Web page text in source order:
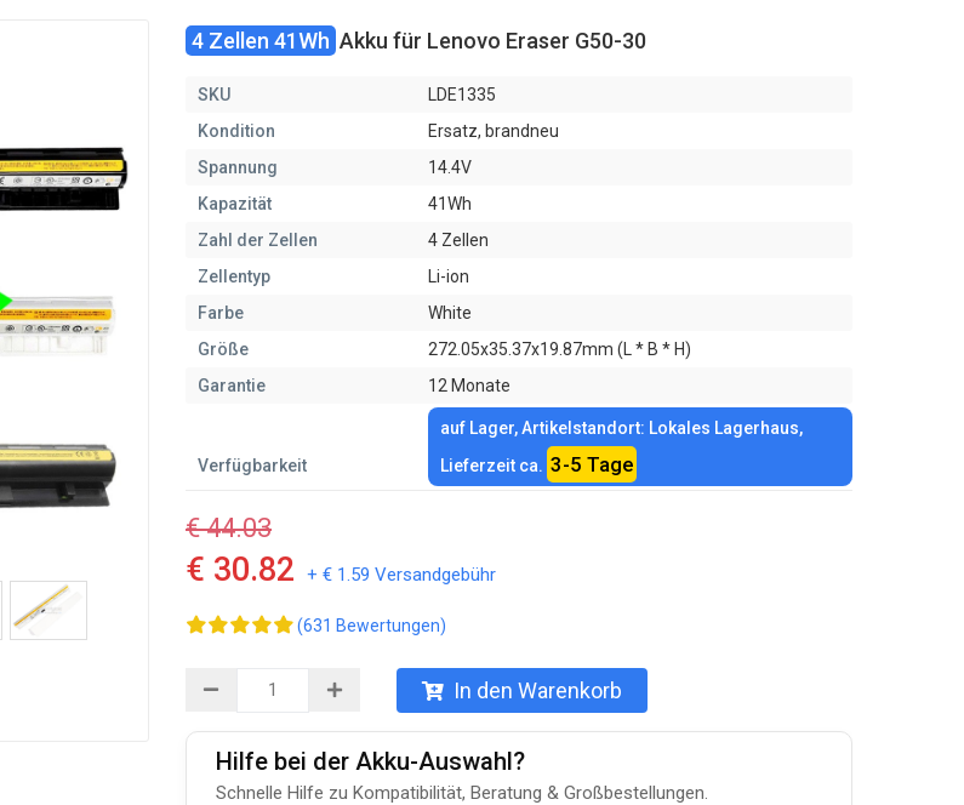
4 Zellen 41Wh Akku für Lenovo Eraser G50-30
SKU
LDE1335
Kondition
Ersatz, brandneu
Spannung
14.4V
Kapazität
41Wh
Zahl der Zellen
4 Zellen
Zellentyp
Li-ion
Farbe
White
Größe
272.05x35.37x19.87mm (L * B * H)
Garantie
12 Monate
Verfügbarkeit
auf Lager, Artikelstandort: Lokales Lagerhaus,
Lieferzeit ca. 3-5 Tage
€ 44.03
€ 30.82 + € 1.59 Versandgebühr
(631 Bewertungen)
In den Warenkorb
Hilfe bei der Akku-Auswahl?
Schnelle Hilfe zu Kompatibilität, Beratung & Großbestellungen.